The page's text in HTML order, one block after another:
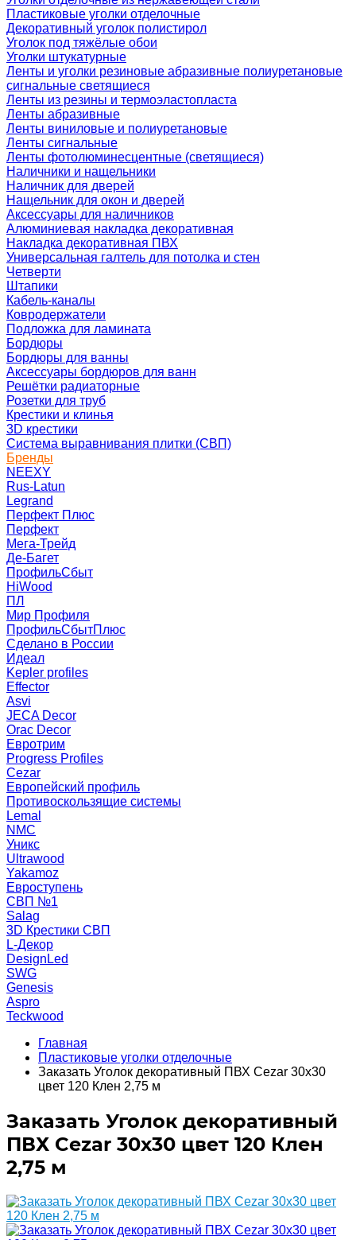
Пластиковые уголки отделочные
Декоративный уголок полистирол
Уголок под тяжёлые обои
Уголки штукатурные
Ленты и уголки резиновые абразивные полиуретановые
сигнальные светящиеся
Ленты из резины и термоэластопласта
Ленты абразивные
Ленты виниловые и полиуретановые
Ленты сигнальные
Ленты фотолюминесцентные (светящиеся)
Наличники и нащельники
Наличник для дверей
Нащельник для окон и дверей
Аксессуары для наличников
Алюминиевая накладка декоративная
Накладка декоративная ПВХ
Универсальная галтель для потолка и стен
Четверти
Штапики
Кабель-каналы
Ковродержатели
Подложка для ламината
Бордюры
Бордюры для ванны
Аксессуары бордюров для ванн
Решётки радиаторные
Розетки для труб
Крестики и клинья
3D крестики
Система выравнивания плитки (СВП)
Бренды
NEEXY
Rus-Latun
Legrand
Перфект Плюс
Перфект
Мега-Трейд
Де-Багет
ПрофильСбыт
HiWood
ПЛ
Мир Профиля
ПрофильСбытПлюс
Сделано в России
Идеал
Kepler profiles
Effector
Asvi
JECA Decor
Orac Decor
Евротрим
Progress Profiles
Cezar
Европейский профиль
Противоскользящие системы
Lemal
NMC
Уникс
Ultrawood
Yakamoz
Евроступень
СВП №1
Salag
3D Крестики СВП
L-Декор
DesignLed
SWG
Genesis
Aspro
Teckwood
Главная
Пластиковые уголки отделочные
Заказать Уголок декоративный ПВХ Cezar 30х30
цвет 120 Клен 2,75 м
Заказать Уголок декоративный
ПВХ Cezar 30х30 цвет 120 Клен
2,75 м